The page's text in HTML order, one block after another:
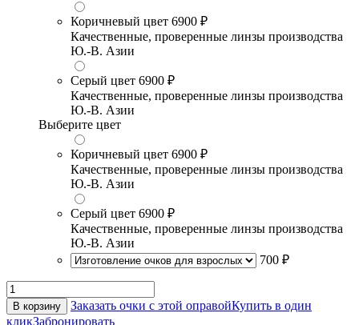
Коричневый цвет 6900 ₽
Качественные, проверенные линзы производства
Ю.-В. Азии
Серый цвет 6900 ₽
Качественные, проверенные линзы производства
Ю.-В. Азии
Выберите цвет
Коричневый цвет 6900 ₽
Качественные, проверенные линзы производства
Ю.-В. Азии
Серый цвет 6900 ₽
Качественные, проверенные линзы производства
Ю.-В. Азии
700 ₽
В корзину Заказать очки с этой оправойКупить в один
кликЗабронировать